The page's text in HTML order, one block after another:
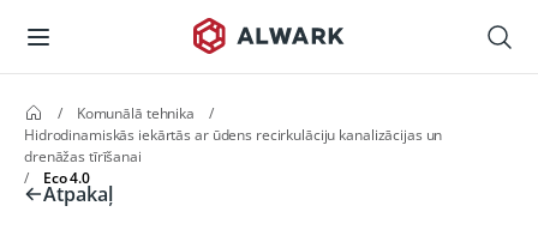
/ Komunālā tehnika
/
Hidrodinamiskās iekārtās ar ūdens recirkulāciju kanalizācijas un
drenāžas tīrīšanai
/
Eco 4.0
Atpakaļ